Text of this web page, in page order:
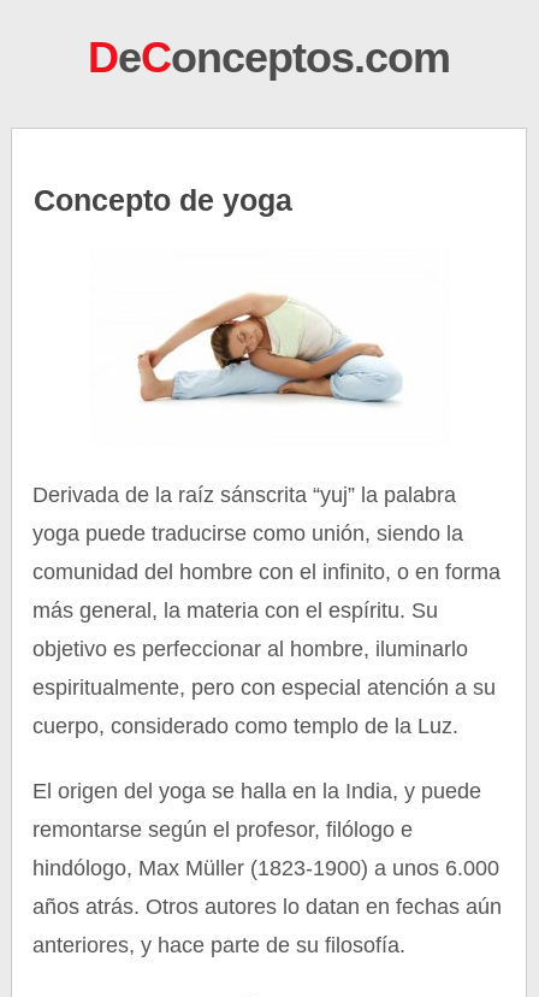
DeConceptos.com
Concepto de yoga
Derivada de la raíz sánscrita “yuj” la palabra
yoga puede traducirse como unión, siendo la
comunidad del hombre con el infinito, o en forma
más general, la materia con el espíritu. Su
objetivo es perfeccionar al hombre, iluminarlo
espiritualmente, pero con especial atención a su
cuerpo, considerado como templo de la Luz.
El origen del yoga se halla en la India, y puede
remontarse según el profesor, filólogo e
hindólogo, Max Müller (1823-1900) a unos 6.000
años atrás. Otros autores lo datan en fechas aún
anteriores, y hace parte de su filosofía.